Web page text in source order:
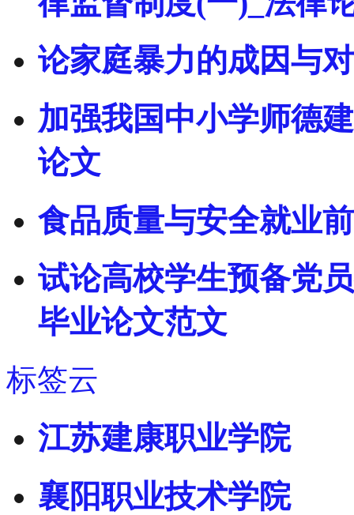
论家庭暴力的成因与
加强我国中小学师德
论文
食品质量与安全就业
试论高校学生预备党
毕业论文范文
标签云
江苏建康职业学院
襄阳职业技术学院